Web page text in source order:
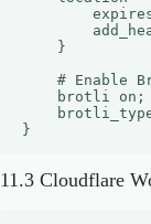
    }
# Enable
    brotli on;
11.3 Cloudflare